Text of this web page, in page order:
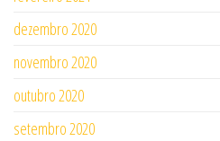
dezembro 2020
novembro 2020
outubro 2020
setembro 2020